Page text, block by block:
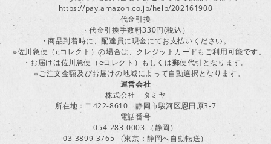
https://pay.amazon.co.jp/help/202161900
代金引換
・代金引換手数料330円(税込）
・商品到着時に、配達員に現金にてお支払いください。
※佐川急便（eコレクト）の場合は、クレジットカードもご利用可能です。
・お届けは佐川急便（eコレクト）もしくは郵便代引となります。
※ご注文金額及びお届けの地域によって自動選択となります。
運営会社
株式会社 タミヤ
所在地：〒422-8610 静岡市駿河区恩田原3-7
電話番号
054-283-0003 （静岡）
03-3899-3765 （東京：静岡へ自動転送）